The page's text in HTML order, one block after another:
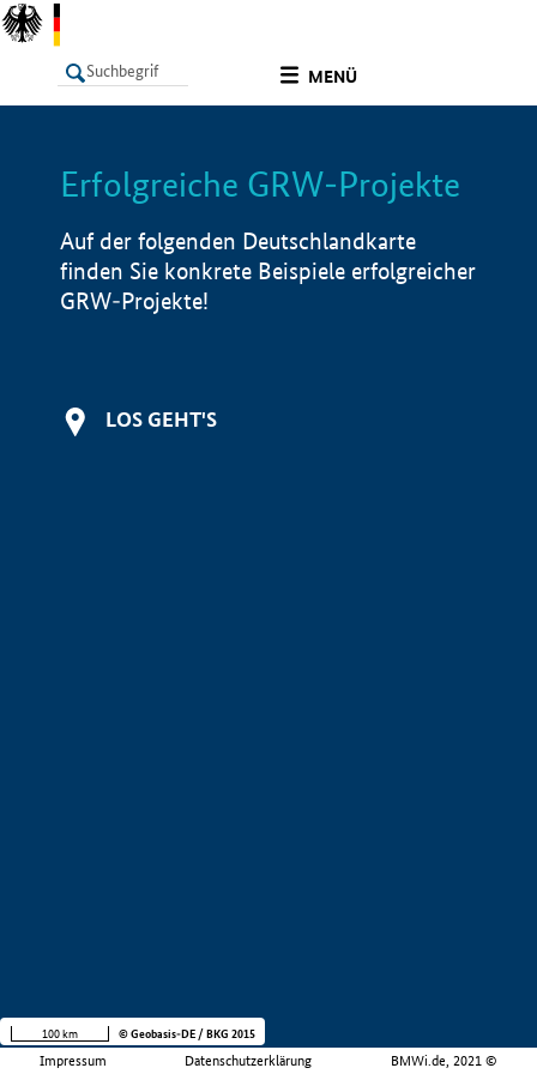
MENÜ
LISTE Info
Erfolgreiche GRW-Projekte
Auf der folgenden Deutschlandkarte
finden Sie konkrete Beispiele erfolgreicher
GRW-Projekte!
LOS GEHT'S
Impressum Datenschutzerklärung BMWi.de, 2021 ©
100 km © Geobasis-DE / BKG 2015